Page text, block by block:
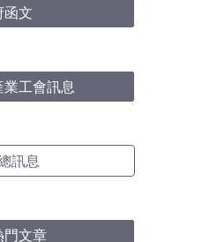
函文
工會訊息
訊息
門文章